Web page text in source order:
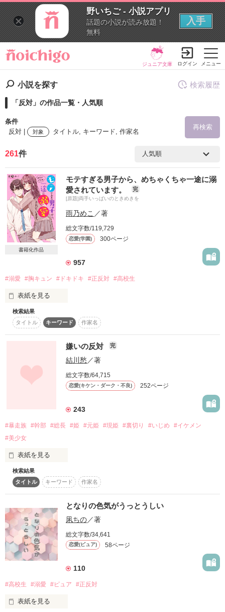
野いちご - 小説アプリ
話題の小説が読み放題！
無料
入手
メニュー
ジュニア文庫 ログイン
小説を探す
「反対」の作品一覧・人気順
条件
反対 |
対象 タイトル, キーワード, 作家名
再検索
検索ワード
を含む
詳しく検索
検索対象
キーワード
あらすじ
ジャンル
全て
作品の長さ 長編 中編 短編
コンテスト
ャレンジ！～
500文字の不気味なテスト、募集中。
200文字でゾッ！こわい短編コンテスト
スターツ出版小説投稿サイト合同企画「1話からの長編大
賞」野いちご！会場
その他の条件 動画あり コミックあり
検索履歴
261件
書籍化作品
モテすぎる男子から、めちゃくちゃ一途に溺
愛されています。
完
[原題]両手いっぱいのときめきを
雨乃めこ ／著
総文字数/119,729
恋愛(学園) 300ページ
957
#溺愛 #胸キュン #ドキドキ #正反対 #高校生
表紙を見る
チャラチャラした男の子は苦手
絶対に関わらない。
そう思っていたのに───。
まさか、こんなことになるなんて。
*・。*゜・。・o゜・。*゜・。・o*゜・。
月本 美乃里（ﾂｷﾓﾄ ﾐﾉﾘ）
目立つことが苦手な美少女
×
水牧 果歩（ﾐｽﾞﾏｷ  ｶﾎ）
検索結果
タイトル
キーワード 作家名
嫌いの反対 完
結川愁 ／著
総文字数/64,715
恋愛(キケン・ダーク・不良) 252ページ
243
#暴走族 #幹部 #総長 #姫 #元姫 #現姫 #裏切り #いじめ
#イケメン
#美少女
表紙を見る
あなたはね底にいる妖精
癒えない傷を抱えて倒れてるの。
綺麗な妖精なのに、底にいるせいで誰も気づけない。
誰かが言った
それくらい女の争いは醜い。
検索結果
タイトル
キーワード 作家名
となりの色気がうっとうしい
凩ちの／著
総文字数/34,641
恋愛(ピュア) 58ページ
110
#高校生 #溺愛 #ピュア #正反対
表紙を見る